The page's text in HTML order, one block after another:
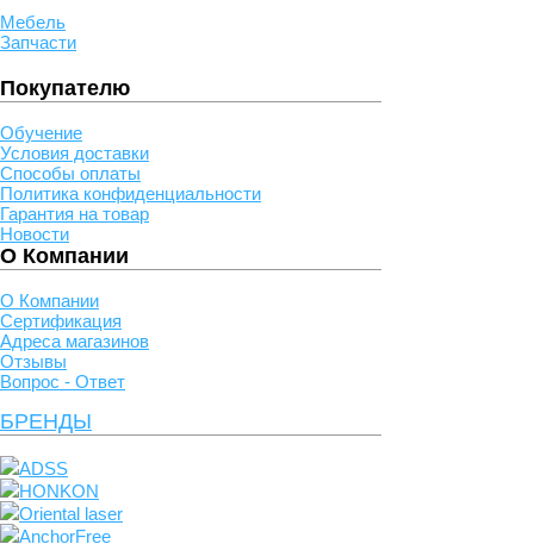
Мебель
Запчасти
Покупателю
Обучение
Условия доставки
Способы оплаты
Политика конфиденциальности
Гарантия на товар
Новости
О Компании
О Компании
Сертификация
Адреса магазинов
Отзывы
Вопрос - Ответ
БРЕНДЫ
ADSS
HONKON
Oriental laser
AnchorFree